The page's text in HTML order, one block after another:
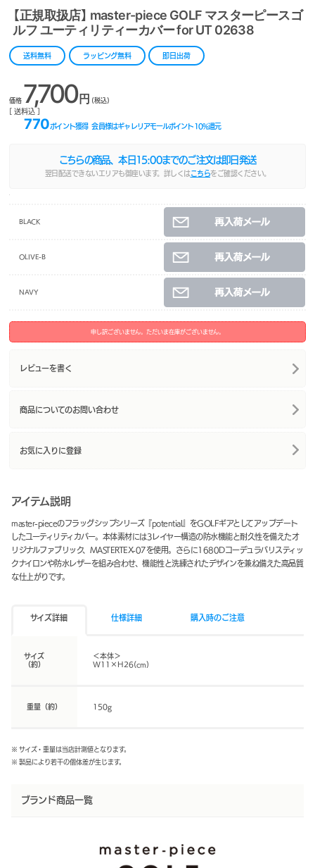
【正規取扱店】 master-piece GOLF マスターピースゴ
ルフ ユーティリティーカバー for UT 02638
送料無料 ラッピング無料 即日出荷
価格 7,700円 (税込)
[ 送料込 ]
770ポイント獲得 会員様はギャレリアモールポイント 10%還元
こちらの商品、本日 15:00までのご注文は即日発送
翌日配送できないエリアも御座います。詳しくは こちらをご確認ください。
BLACK
OLIVE-B
NAVY
申し訳ございません。ただいま在庫がございません。
レビューを書く
商品についてのお問い合わせ
お気に入りに登録
アイテム説明
master-pieceのフラッグシップシリーズ『potential』をGOLFギアとしてアップデート
したユーティリティカバー。本体素材には3レイヤー構造の防水機能と耐久性を備えたオ
リジナルファブリック、MASTERTEX-07を使用。さらに1680Dコーデュラバリスティッ
クナイロンや防水レザーを組み合わせ、機能性と洗練されたデザインを兼ね備えた高品質
な仕上がりです。
サイズ詳細 仕様詳細 購入時のご注意
サイズ
（約）
＜本体＞
W11×H26(cm)
重量（約） 150g
※ サイズ・重量は当店計測値となります。
※ 製品により若干の個体差が生じます。
ブランド商品一覧